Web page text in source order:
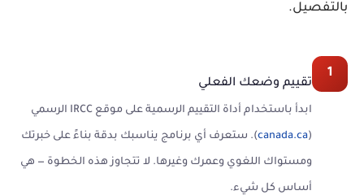
بالتفصيل.
1
تقييم وضعك الفعلي
ابدأ باستخدام أداة التقييم الرسمية على موقع IRCC الرسمي
(
canada.ca). ستعرف أي برنامج يناسبك بدقة بناءً على خبرتك
ومستواك اللغوي وعمرك وغيرها. لا تتجاوز هذه الخطوة — هي
أساس كل شيء.